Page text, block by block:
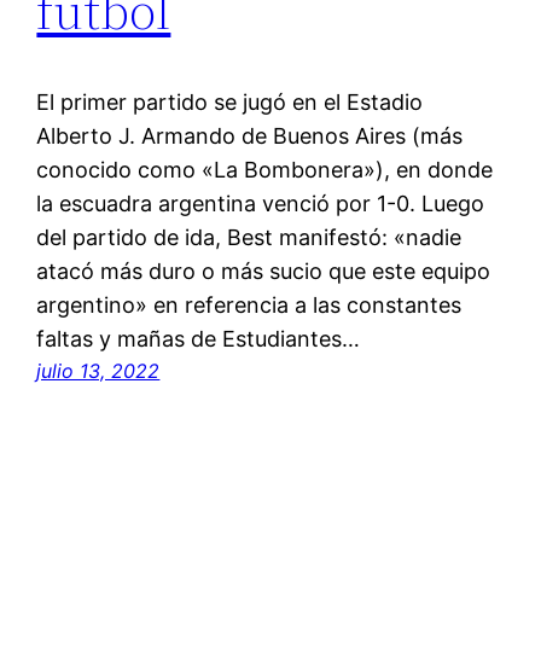
El primer partido se jugó en el Estadio
Alberto J. Armando de Buenos Aires (más
conocido como «La Bombonera»), en donde
la escuadra argentina venció por 1-0. Luego
del partido de ida, Best manifestó: «nadie
atacó más duro o más sucio que este equipo
argentino» en referencia a las constantes
faltas y mañas de Estudiantes…
julio 13, 2022